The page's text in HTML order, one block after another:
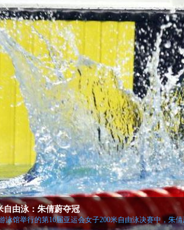
[高清组图]
自由泳：朱倩蔚夺冠
泳馆举行的第16届亚运会女子200米自由泳决赛中，朱